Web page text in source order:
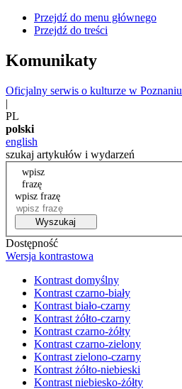
Przejdź do menu głównego
Przejdź do treści
Komunikaty
Oficjalny serwis o kulturze w Poznaniu
|
PL
polski
english
szukaj artykułów i wydarzeń
wpisz
frazę
wpisz frazę
Wyszukaj
Dostępność
Wersja kontrastowa
Kontrast domyślny
Kontrast czarno-biały
Kontrast biało-czarny
Kontrast żółto-czarny
Kontrast czarno-żółty
Kontrast czarno-zielony
Kontrast zielono-czarny
Kontrast żółto-niebieski
Kontrast niebiesko-żółty